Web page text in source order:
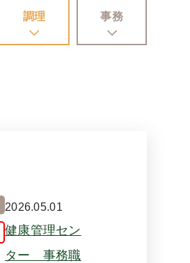
調理 事務
2026.05.01
健康管理セン
ター 事務職